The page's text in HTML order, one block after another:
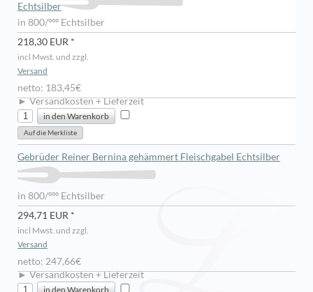
Echtsilber
in 800/ººº Echtsilber
218,30 EUR *
incl Mwst. und zzgl.
Versand
netto: 183,45€
► Versandkosten + Lieferzeit
Gebrüder Reiner Bernina gehämmert Fleischgabel Echtsilber
in 800/ººº Echtsilber
294,71 EUR *
incl Mwst. und zzgl.
Versand
netto: 247,66€
► Versandkosten + Lieferzeit